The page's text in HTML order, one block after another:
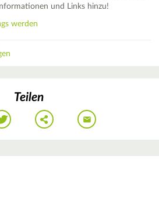
und Links hinzu!
werden
Teilen